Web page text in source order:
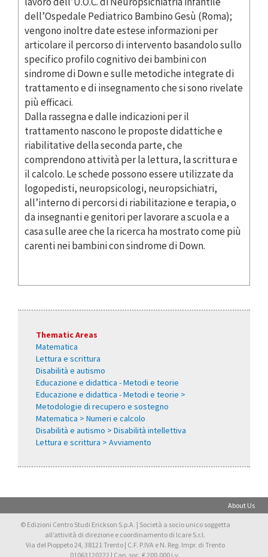
dell’Ospedale Pediatrico Bambino Gesù (Roma);
vengono inoltre date estese informazioni per
articolare il percorso di intervento basandolo sullo
specifico profilo cognitivo dei bambini con
sindrome di Down e sulle metodiche integrate di
trattamento e di insegnamento che si sono rivelate
più efficaci.
Dalla rassegna e dalle indicazioni per il
trattamento nascono le proposte didattiche e
riabilitative della seconda parte, che
comprendono attività per la lettura, la scrittura e
il calcolo. Le schede possono essere utilizzate da
logopedisti, neuropsicologi, neuropsichiatri,
all’interno di percorsi di riabilitazione e terapia, o
da insegnanti e genitori per lavorare a scuola e a
casa sulle aree che la ricerca ha mostrato come più
carenti nei bambini con sindrome di Down.
Thematic Areas
Matematica
Lettura e scrittura
Disabilità e autismo
Educazione e didattica - Metodi e teorie
Educazione e didattica - Metodi e teorie >
Metodologie di recupero e sostegno
Matematica > Numeri e calcolo
Disabilità e autismo > Disabilità intellettiva
Lettura e scrittura > Avviamento
About Us
© Edizioni Centro Studi Erickson S.p.A. | Società a socio unico soggetta
all’attività di direzione e coordinamento di Icare S.r.l.
Via del Pioppeto 24, 38121 Trento | C.F. P.IVA e N. Reg. Impr. di Trento
01063120222 | Cap. soc. € 200.000 i.v.